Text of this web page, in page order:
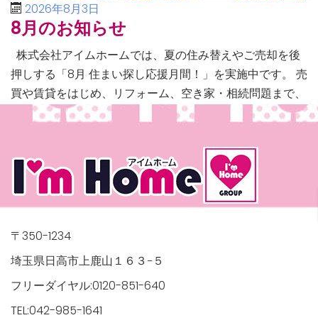
2026年8月3日
8月のお知らせ
株式会社アイムホームでは、夏の住み替えやご売却を後
押しする「8月 住まい探し応援月間！」を実施中です。 売
買や賃貸をはじめ、リフォーム、空き家・相続問題まで、
不動産に関するあらゆるご相談に幅広く対応いたしま […]
〒350-1234
埼玉県日高市上鹿山１６３−５
フリーダイヤル:0120-851-640
TEL:042-985-1641